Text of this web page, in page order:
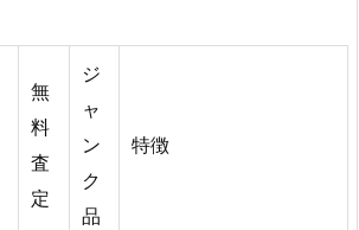
無
料
査
定
ジ
ャ
ン
ク
品
特徴